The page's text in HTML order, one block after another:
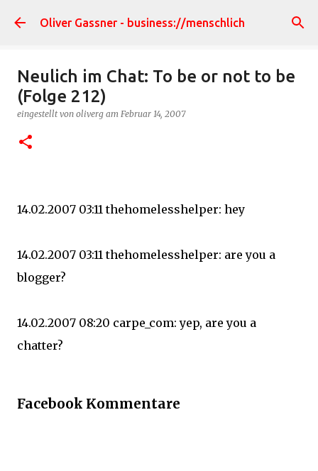
Direkt zum Hauptbereich
Oliver Gassner - business://menschlich
Neulich im Chat: To be or not to be
(Folge 212)
eingestellt von oliverg am Februar 14, 2007
14.02.2007 03:11 thehomelesshelper: hey
14.02.2007 03:11 thehomelesshelper: are you a
blogger?
14.02.2007 08:20 carpe_com: yep, are you a
chatter?
Facebook Kommentare